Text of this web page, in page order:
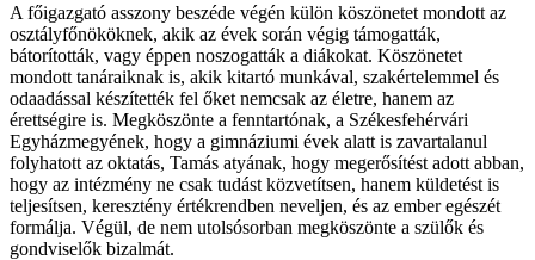
A főigazgató asszony beszéde végén külön köszönetet mondott az
osztályfőnököknek, akik az évek során végig támogatták,
bátorították, vagy éppen noszogatták a diákokat. Köszönetet
mondott tanáraiknak is, akik kitartó munkával, szakértelemmel és
odaadással készítették fel őket nemcsak az életre, hanem az
érettségire is. Megköszönte a fenntartónak, a Székesfehérvári
Egyházmegyének, hogy a gimnáziumi évek alatt is zavartalanul
folyhatott az oktatás, Tamás atyának, hogy megerősítést adott abban,
hogy az intézmény ne csak tudást közvetítsen, hanem küldetést is
teljesítsen, keresztény értékrendben neveljen, és az ember egészét
formálja. Végül, de nem utolsósorban megköszönte a szülők és
gondviselők bizalmát.